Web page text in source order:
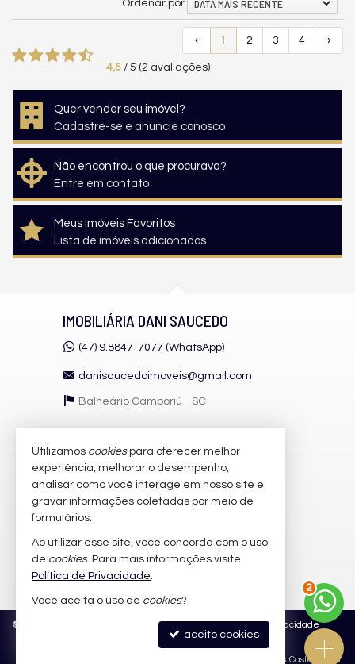
Ordenar por DATA MAIS RECENTE
‹ 1 2 3 4 ›
4,5 / 5 (2 avaliações)
Quer vender seu imóvel?
Cadastre-se e anuncie conosco
Não encontrou o que procurava?
Entre em contato
Meus imóveis Favoritos
Lista de imóveis adicionados
IMOBILIÁRIA DANI SAUCEDO
(47) 9.8847-7077 (WhatsApp)
danisaucedoimoveis@gmail.com
Balneário Camboriú - SC
VEJA MAIS
receba nosso newsletter
imóveis favoritos
mapa de imóveis
© CRECI/SC 41.046-F - CNAI: 033587 Política de Privacidade
Site para imobiliárias: Castel Digital
3
Utilizamos cookiespara oferecer melhor
experiência, melhorar o desempenho,
analisar como você interage em nosso site e
gravar informações coletadas por meio de
formulários.
Ao utilizar esse site, você concorda com o uso
de cookies. Para mais informações visite
Política de Privacidade.
Você aceita o uso de cookies?
aceito cookies